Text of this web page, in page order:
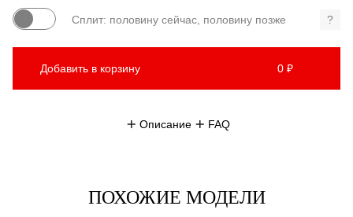
Сплит: половину сейчас, половину позже ?
Добавить в корзину 0 ₽
Описание FAQ
ПОХОЖИЕ МОДЕЛИ